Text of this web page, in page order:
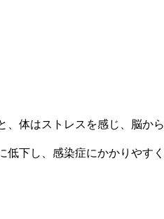
、体はストレスを感じ、脳から
下し、感染症にかかりやすく